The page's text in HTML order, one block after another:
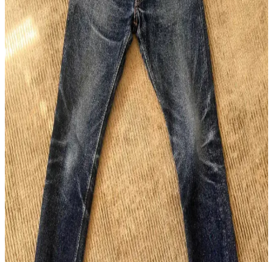
Japon Raw Denim Koleksiyonları: Warehouse,
Samurai, Iron Heart ve Resolute Modellerinin
Detaylı İncelemesi
Japon raw denim markalarının farklı kumaş ağırlıkları, kesimleri ve
dayanıklılık özellikleri detaylı inceleniyor. Doğru fit ve kumaş
seçimi denim deneyimini belirliyor.
Omoto 0611 15.5oz Slub Relax Fit Button Fly:
Japon Selvedge Deniminde Yeni Bir Alternatif
Omoto'nun 0611 modeli, 15.5oz slub kumaşı ve rahat kesimiyle
Japon selvedge deniminde özgün bir seçenek sunuyor. Kaliteli
pamuk karışımı ve detaylara verilen önemle konfor ve dayanıklılık
sağlanıyor.
Raw Denim ve Sahte Ürünlerle Mücadelede Studio
D'Artisan Örneği ve Alışveriş Rehberi
Raw denim sektöründe sahte ürünler, özellikle Studio D'Artisan gibi
markalarda alıcıların orijinallik tespiti yapmasını zorlaştırıyor.
Güvenilir satıcı seçimi ve detaylı inceleme önem kazanıyor.